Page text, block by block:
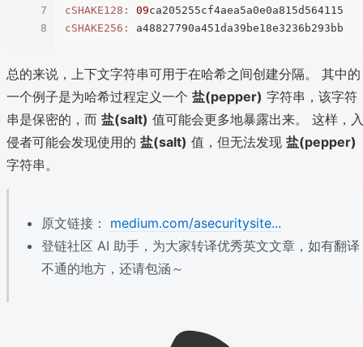
7
8
cSHAKE128: 09
cSHAKE256:
总的来说，上下文字符串可用于在哈希之间创建分隔。 其中的
一个例子是为哈希过程定义一个 盐(pepper) 字符串，该字符
串是保密的，而 盐(salt) 值可能会更多地暴露出来。 这样，入
侵者可能会发现使用的 盐(salt) 值，但无法发现 盐(pepper)
字符串。
原文链接： medium.com/asecuritysite...
登链社区 AI 助手，为大家转译优秀英文文章，如有翻译
不通的地方，还请包涵～